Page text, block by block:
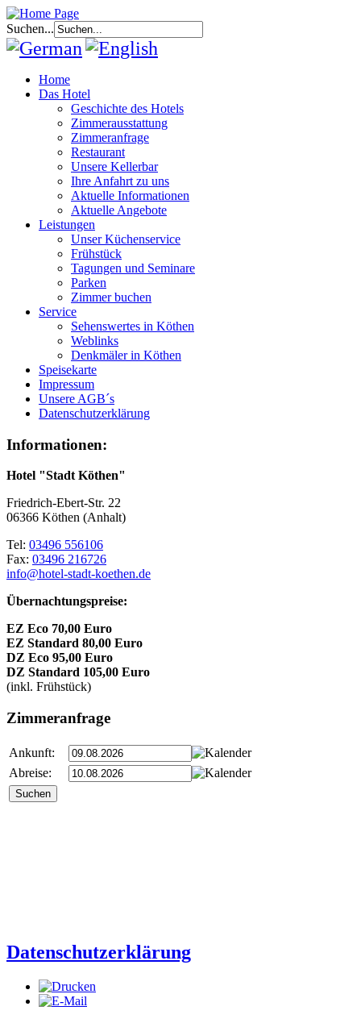
Suchen...
Home
Das Hotel
Geschichte des Hotels
Zimmerausstattung
Zimmeranfrage
Restaurant
Unsere Kellerbar
Ihre Anfahrt zu uns
Aktuelle Informationen
Aktuelle Angebote
Leistungen
Unser Küchenservice
Frühstück
Tagungen und Seminare
Parken
Zimmer buchen
Service
Sehenswertes in Köthen
Weblinks
Denkmäler in Köthen
Speisekarte
Impressum
Unsere AGB´s
Datenschutzerklärung
Informationen:
Hotel "Stadt Köthen"
Friedrich-Ebert-Str. 22
06366 Köthen (Anhalt)
Tel: 03496 556106
Fax: 03496 216726
info@hotel-stadt-koethen.de
Übernachtungspreise:
EZ Eco 70,00 Euro
EZ Standard 80,00 Euro
DZ Eco 95,00 Euro
DZ Standard 105,00 Euro
(inkl. Frühstück)
Zimmeranfrage
Ankunft:
Abreise:
Datenschutzerklärung